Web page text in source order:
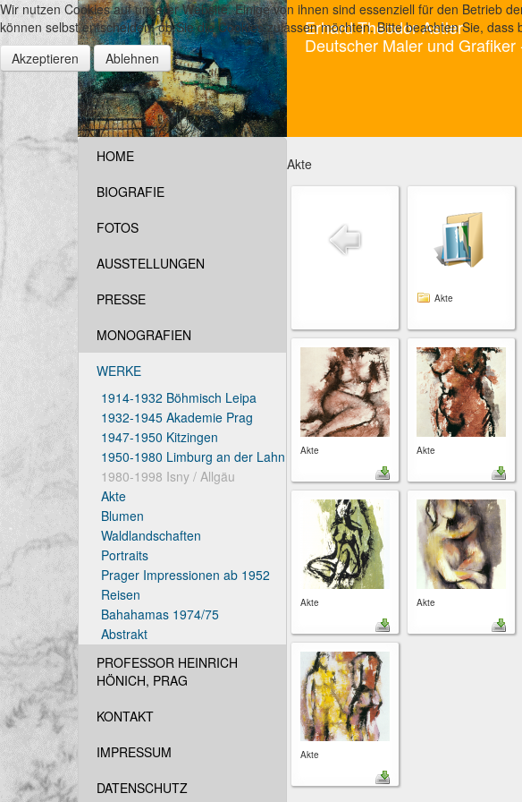
HOME
BIOGRAFIE
FOTOS
AUSSTELLUNGEN
PRESSE
MONOGRAFIEN
WERKE
1914-1932 Böhmisch Leipa
1932-1945 Akademie Prag
1947-1950 Kitzingen
1950-1980 Limburg an der Lahn
1980-1998 Isny / Allgäu
Akte
Blumen
Waldlandschaften
Portraits
Prager Impressionen ab 1952
Reisen
Bahahamas 1974/75
Abstrakt
PROFESSOR HEINRICH
HÖNICH, PRAG
KONTAKT
IMPRESSUM
DATENSCHUTZ
Erhard Theodor Astler
Deutscher Maler und
Akte
Akte
Akte Akte
Akte Akte
Akte
Wir nutzen Cookies auf unserer Website. Einige von ihnen sind essenziell für den Betrieb
können selbst entscheiden, ob Sie die Cookies zulassen möchten. Bitte beachten Sie,
Akzeptieren
Ablehnen